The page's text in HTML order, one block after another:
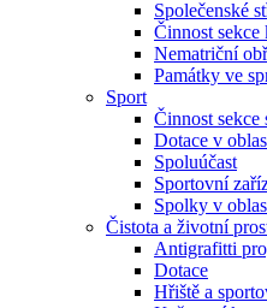
Společenské
Činnost
Nematriční
Památky ve
Sport
Činnost sekce
Dotace v
Spoluúčast
Sportovní
Spolky v
Čistota a životní
Antigrafitti
Dotace
Hřiště a